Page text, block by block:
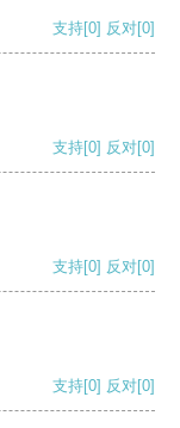
支持[0] 反对[0]
支持[0] 反对[0]
支持[0] 反对[0]
支持[0] 反对[0]